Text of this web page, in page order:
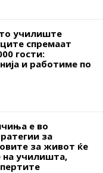
училиште
спремаат
гости:
и работиме по
е во
за
за живот ќе
на училишта,